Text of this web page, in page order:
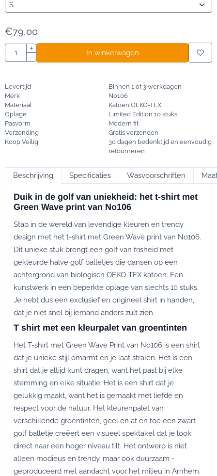
€79,00
Aantal
+
-
In winkelwagen
Levertijd
Binnen 1 of 3 werkdagen
Merk
No106
Materiaal
Katoen OEKO-TEX
Oplage
Limited Edition 10 stuks
Pasvorm
Modern fit
Verzending
Gratis verzenden
Koop Veilig
30 dagen bedenktijd en eenvoudig
retourneren
Beschrijving Specificaties Wasvoorschriften
Duik in de golf van uniekheid: het t-shirt met
Green Wave print van No106
Stap in de wereld van levendige kleuren en trendy
design met het t-shirt met Green Wave print van No106.
Dit unieke stuk brengt een golf van frisheid met
gekleurde halve golf balletjes die dansen op een
achtergrond van biologisch OEKO-TEX katoen. Een
kunstwerk in een beperkte oplage van slechts 10 stuks.
Je hebt dus een exclusief en origineel shirt in handen,
dat je niet snel bij iemand anders zult zien.
T shirt met een kleurpalet van groentinten
Het T-shirt met Green Wave Print van No106 is een shirt
dat je unieke stijl omarmt en je laat stralen. Het is een
shirt dat je altijd kunt dragen, want het past bij elke
stemming en elke situatie. Het is een shirt dat je
gelukkig maakt, want het is gemaakt met liefde en
respect voor de natuur. Het kleurenpalet van
verschillende groentinten, geel en af en toe een zwart
golf balletje creëert een visueel spektakel dat je look
direct naar een hoger niveau tilt. Het ontwerp is niet
alleen modieus en trendy, maar ook duurzaam -
geproduceerd met aandacht voor het milieu in Arnhem.